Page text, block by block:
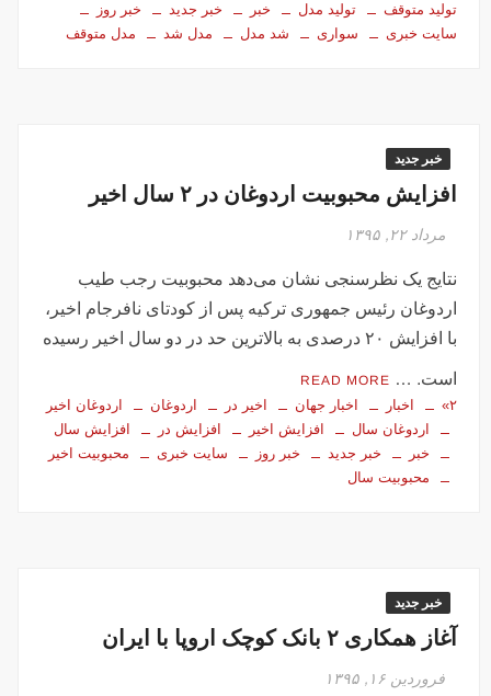
تولید متوقف
تولید مدل خبر خبر جدید
خبر روز
سایت خبری
سواری شد مدل مدل شد مدل متوقف
خبر جدید
افزایش محبوبیت اردوغان در ۲ سال اخیر
مرداد ۲۲, ۱۳۹۵
نتایج یک نظرسنجی نشان می‌دهد محبوبیت رجب طیب
اردوغان رئیس جمهوری ترکیه پس از کودتای نافرجام اخیر،
با افزایش ۲۰ درصدی به بالاترین حد در دو سال اخیر رسیده
است. … READ MORE
۲» اخبار اخبار جهان اخیر در اردوغان
اردوغان اخیر
اردوغان سال
افزایش اخیر افزایش در
افزایش سال
خبر
خبر جدید خبر روز سایت خبری
محبوبیت اخیر
محبوبیت سال
خبر جدید
آغاز همکاری ۲ بانک کوچک اروپا با ایران
فروردین ۱۶, ۱۳۹۵